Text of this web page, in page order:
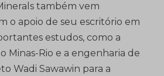
também vem
o apoio de seu escritório em
estudos, como a
Minas-Rio e a engenharia de
Wadi Sawawin para a